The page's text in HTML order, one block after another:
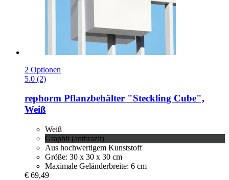
2 Optionen
5.0 (2)
rephorm Pflanzbehälter "Steckling Cube",
Weiß
Weiß
Graphit (anthrazit)
Aus hochwertigem Kunststoff
Größe: 30 x 30 x 30 cm
Maximale Geländerbreite: 6 cm
€ 69,49